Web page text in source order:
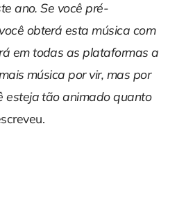
ano. Se você pré-
obterá esta música com
em todas as plataformas a
música por vir, mas por
esteja tão animado quanto